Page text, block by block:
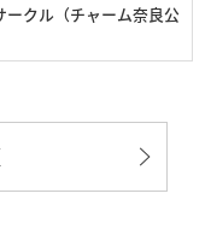
ークル（チャーム奈良公